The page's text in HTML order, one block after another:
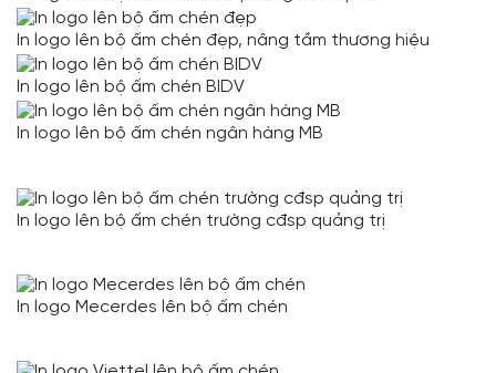
In logo lên bộ ấm chén đẹp, nâng tầm thương hiệu
In logo lên bộ ấm chén BIDV
In logo lên bộ ấm chén ngân hàng MB
In logo lên bộ ấm chén trường cđsp quảng trị
In logo Mecerdes lên bộ ấm chén